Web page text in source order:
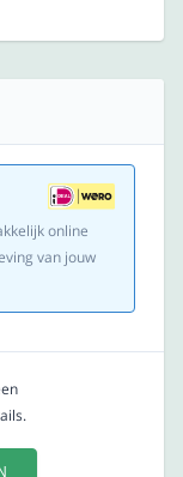
online
van jouw